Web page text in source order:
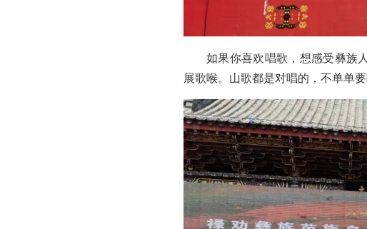
如果你喜欢唱歌，想感受彝族
展歌喉。山歌都是对唱的，不单单